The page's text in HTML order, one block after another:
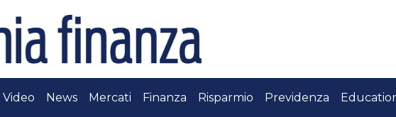
Video News Mercati Finanza Risparmio Previdenza